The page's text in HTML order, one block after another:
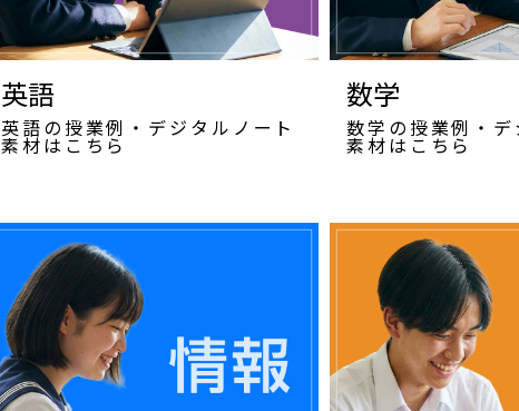
英語
英語の授業例・デジタルノート
素材はこちら
数学
数学の授業例・デ
素材はこちら